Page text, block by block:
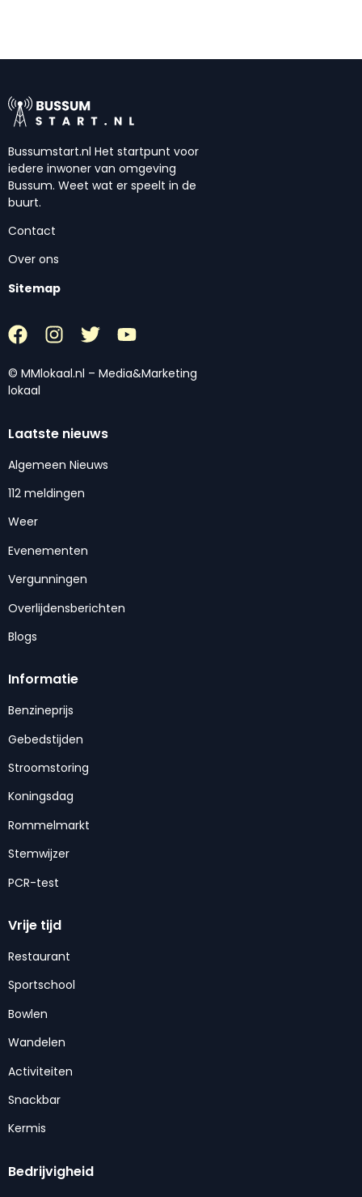
Bussumstart.nl Het startpunt voor
iedere inwoner van omgeving
Bussum. Weet wat er speelt in de
buurt.
Contact
Over ons
Sitemap
© MMlokaal.nl – Media&Marketing
lokaal
Laatste nieuws
Algemeen Nieuws
112 meldingen
Weer
Evenementen
Vergunningen
Overlijdensberichten
Blogs
Informatie
Benzineprijs
Gebedstijden
Stroomstoring
Koningsdag
Rommelmarkt
Stemwijzer
PCR-test
Vrije tijd
Restaurant
Sportschool
Bowlen
Wandelen
Activiteiten
Snackbar
Kermis
Bedrijvigheid